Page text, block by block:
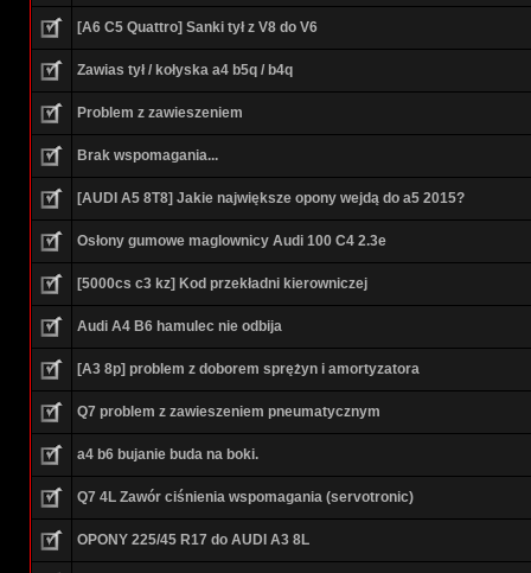
[A6 C5 Quattro] Sanki tył z V8 do V6
Zawias tył / kołyska a4 b5q / b4q
Problem z zawieszeniem
Brak wspomagania...
[AUDI A5 8T8] Jakie największe opony wejdą do a5 2015?
Osłony gumowe maglownicy Audi 100 C4 2.3e
[5000cs c3 kz] Kod przekładni kierowniczej
Audi A4 B6 hamulec nie odbija
[A3 8p] problem z doborem sprężyn i amortyzatora
Q7 problem z zawieszeniem pneumatycznym
a4 b6 bujanie buda na boki.
Q7 4L Zawór ciśnienia wspomagania (servotronic)
OPONY 225/45 R17 do AUDI A3 8L